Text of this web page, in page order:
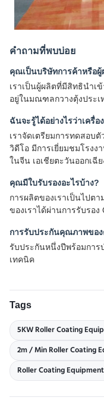
คำถามที่พบบ่อย
คุณเป็นบริษัทการค้าหรือผู้
เราเป็นผู้ผลิตที่มีสิทธินำเ
อยู่ในมณฑลกวางตุ้งประเ
ฉันจะรู้ได้อย่างไรว่าเครื่
เราจัดเตรียมการทดสอบตั
วิดีโอ มีการเยี่ยมชมโรง
ในจีน เอเชียตะวันออกเฉี
คุณมีใบรับรองอะไรบ้าง?
การผลิตของเราเป็นไปต
ของเราได้ผ่านการรับรอง
การรับประกันคุณภาพขอ
รับประกันหนึ่งปีพร้อมกา
เทคนิค
Tags
5KW Roller Coating
2m / Min Roller Coating
Roller Coating